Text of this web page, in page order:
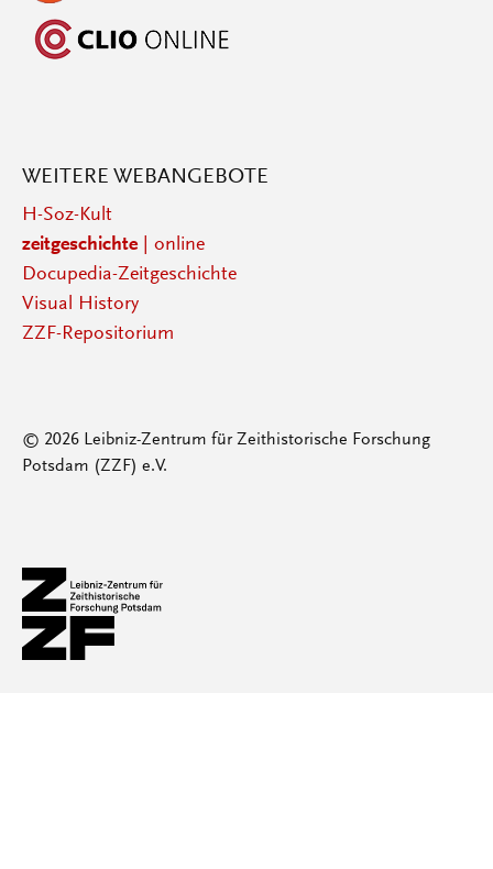
WEITERE WEBANGEBOTE
H-Soz-Kult
zeitgeschichte| online
Docupedia-Zeitgeschichte
Visual History
ZZF-Repositorium
© 2026 Leibniz-Zentrum für Zeithistorische Forschung
Potsdam (ZZF) e.V.